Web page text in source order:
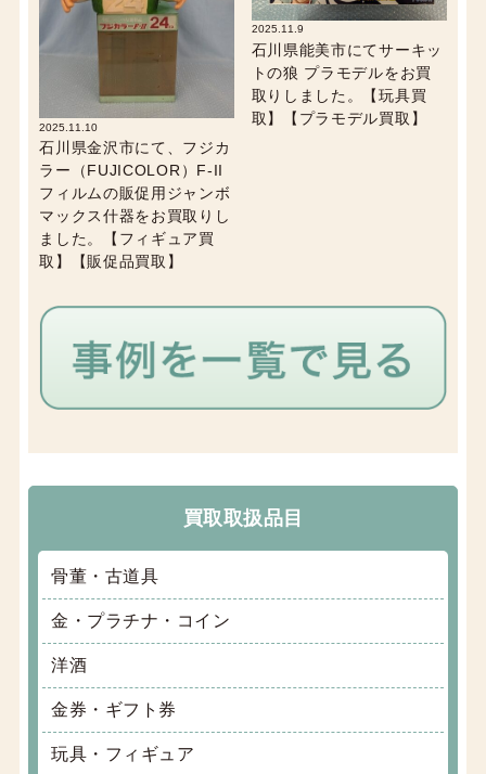
2025.11.10
石川県金沢市にて、フジカ
ラー（FUJICOLOR）F-II
フィルムの販促用ジャンボ
マックス什器をお買取りし
ました。【フィギュア買
取】【販促品買取】
2025.11.9
石川県能美市にてサーキッ
トの狼 プラモデルをお買
取りしました。【玩具買
取】【プラモデル買取】
買取取扱品目
骨董・古道具
金・プラチナ・コイン
洋酒
金券・ギフト券
玩具・フィギュア